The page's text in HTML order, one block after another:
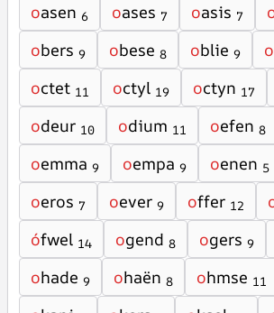
oasen 6 oases 7 oasis 7
obers 9 obese 8 oblie 9 o
octet 11 octyl 19 octyn 17
odeur 10 odium 11 oefen 8
oemma 9 oempa 9 oenen 5
oeros 7 oever 9 offer 12
ófwel 14 ogend 8 ogers 9
ohade 9 ohaën 8 ohmse 11